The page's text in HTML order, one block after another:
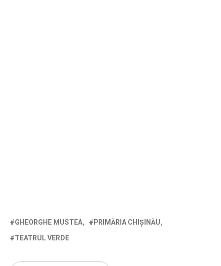
GHEORGHE MUSTEA
PRIMĂRIA CHIȘINĂU
TEATRUL VERDE